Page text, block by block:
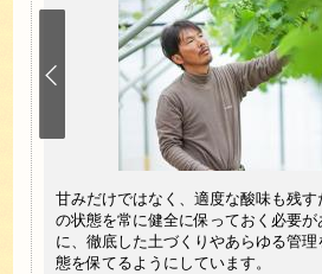
歓
。
で
甘みだけではなく、適度な酸味も残
の状態を常に健全に保っておく必要
に、徹底した土づくりやあらゆる管
態を保てるようにしています。